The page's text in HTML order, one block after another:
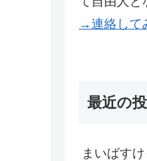
→連絡して
最近の
まいばす